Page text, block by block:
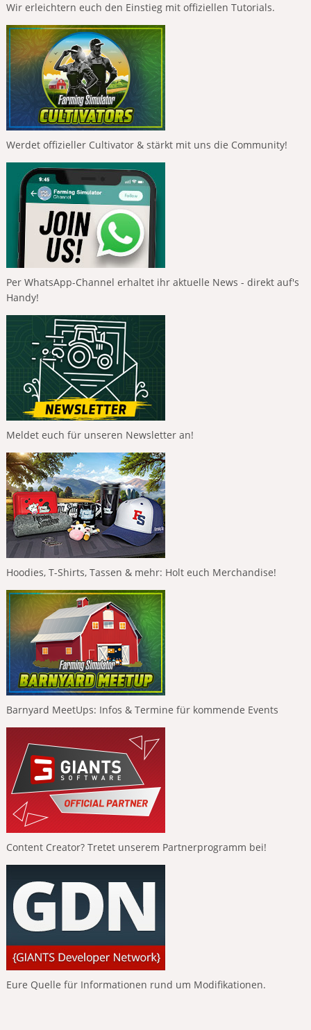
Wir erleichtern euch den Einstieg mit offiziellen Tutorials.
Werdet offizieller Cultivator & stärkt mit uns die Community!
Per WhatsApp-Channel erhaltet ihr aktuelle News - direkt auf's
Handy!
Meldet euch für unseren Newsletter an!
Hoodies, T-Shirts, Tassen & mehr: Holt euch Merchandise!
Barnyard MeetUps: Infos & Termine für kommende Events
Content Creator? Tretet unserem Partnerprogramm bei!
Eure Quelle für Informationen rund um Modifikationen.